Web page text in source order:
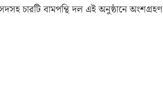
চারটি বামপন্থি দল এই অনুষ্ঠানে অংশগ্রহণ